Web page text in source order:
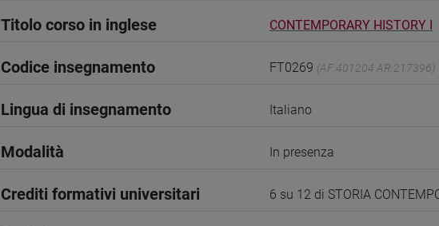
Titolo corso in inglese CONTEMPORARY HISTORY I
Codice insegnamento FT0269 (AF:401204 AR:217396)
Lingua di insegnamento Italiano
Modalità In presenza
Crediti formativi universitari 6 su 12 di STORIA